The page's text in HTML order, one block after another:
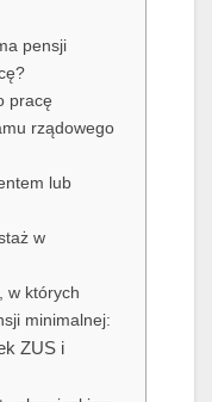
pensji
pracę
rządowego
lub
w
w których
minimalnej:
ZUS i